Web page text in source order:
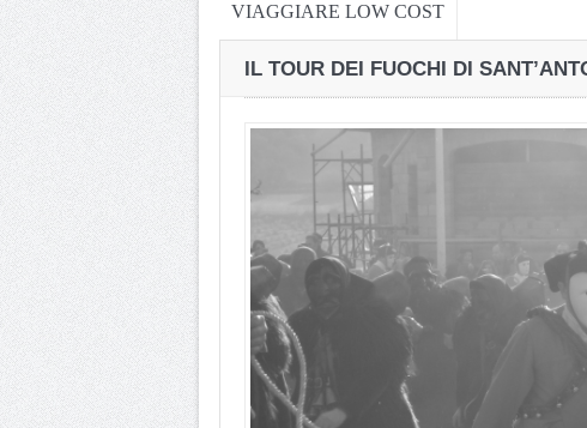
VIAGGIARE LOW COST
IL TOUR DEI FUOCHI DI